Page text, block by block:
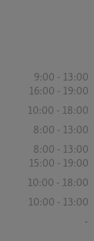
9:00 - 13:00
16:00 - 19:00
10:00 - 18:00
8:00 - 13:00
8:00 - 13:00
15:00 - 19:00
10:00 - 18:00
10:00 - 13:00
-